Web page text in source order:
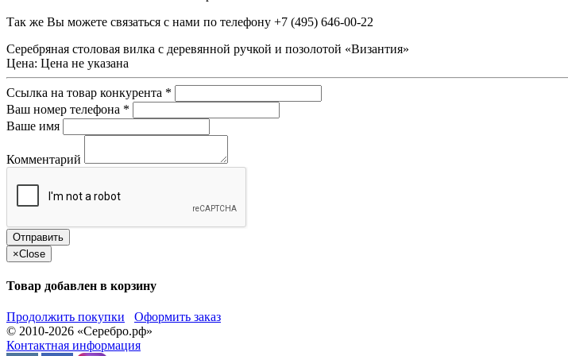
Так же Вы можете связаться с нами по телефону +7 (495) 646-00-22
Серебряная столовая вилка с деревянной ручкой и позолотой «Византия»
Цена: Цена не указана
Ссылка на товар конкурента *
Ваш номер телефона *
Ваше имя
Комментарий
×Close
Товар добавлен в корзину
Продолжить покупки
Оформить заказ
© 2010-2026 «Серебро.рф»
Контактная информация